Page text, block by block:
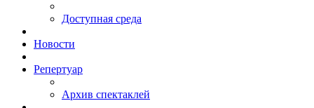
Доступная среда
Новости
Репертуар
Архив спектаклей